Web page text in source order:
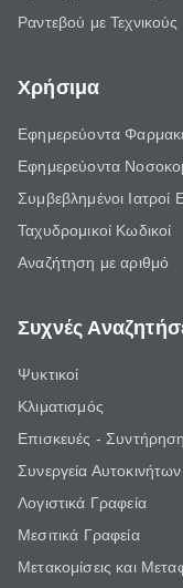
Ραντεβού με Τεχνικούς
Χρήσιμα
Εφημερεύοντα
Εφημερεύοντα
Συμβεβλημένοι
Ταχυδρομικοί Κωδικοί
Αναζήτηση με αριθμό
Συχνές
Ψυκτικοί
Κλιματισμός
Επισκευές -
Συνεργεία Αυτοκινήτων
Λογιστικά Γραφεία
Μεσιτικά Γραφεία
Μετακομίσεις και